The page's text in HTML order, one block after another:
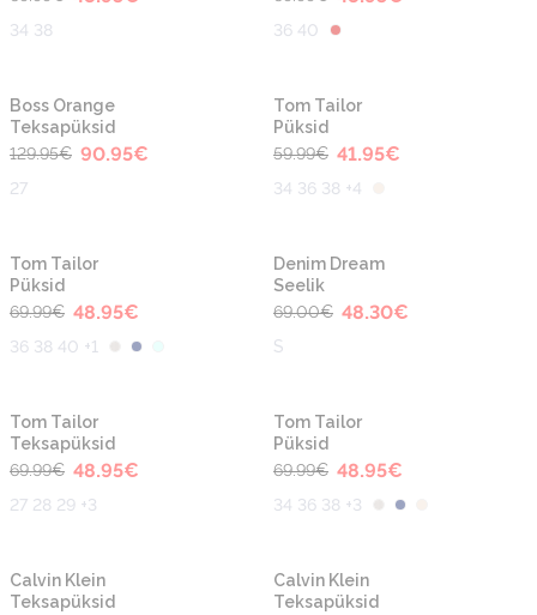
34 38 36 40
-30%
Boss Orange
Teksapüksid
129.95€ 90.95€
27
-30%
Tom Tailor
Püksid
59.99€ 41.95€
34 36 38 +4
-30%
Tom Tailor
Püksid
69.99€ 48.95€
36 38 40 +1
-30%
Denim Dream
Seelik
69.00€ 48.30€
S
-30%
Tom Tailor
Teksapüksid
69.99€ 48.95€
27 28 29 +3
-30%
Tom Tailor
Püksid
69.99€ 48.95€
34 36 38 +3
-30%
Calvin Klein
Teksapüksid
-30%
Calvin Klein
Teksapüksid